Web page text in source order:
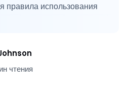
правила использования
чтения